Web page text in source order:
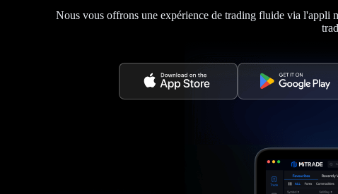
Nous vous offrons une expérience de trading fluide via